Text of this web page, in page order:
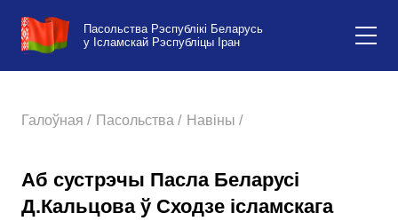
Пасольства Рэспублікі Беларусь
у Ісламскай Рэспубліцы Іран
Галоўная / Пасольства / Навіны /
Аб сустрэчы Пасла Беларусі
Д.Кальцова ў Сходзе ісламскага